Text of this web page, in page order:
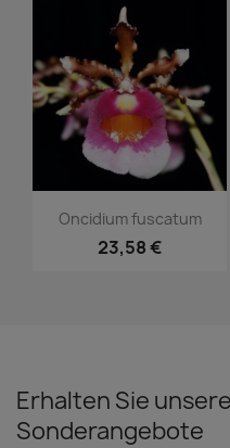
Vorschau
Oncidium fuscatum
23,58 €
Erhalten Sie
Sonderangebote